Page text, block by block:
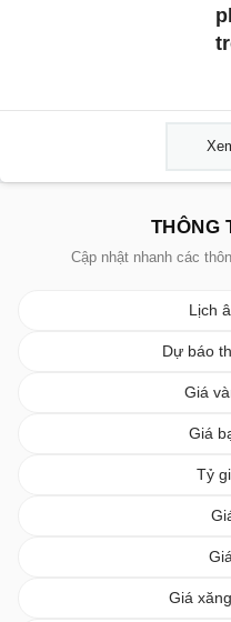
THÔNG
Cập nhật nhanh các
Lịch
Dự báo
Giá
Giá
Tỷ
Giá